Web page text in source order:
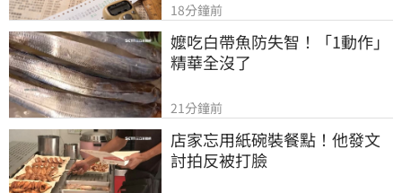
18分鐘前
嬤吃白帶魚防失智！「1動作」
精華全沒了
21分鐘前
店家忘用紙碗裝餐點！他發文
討拍反被打臉